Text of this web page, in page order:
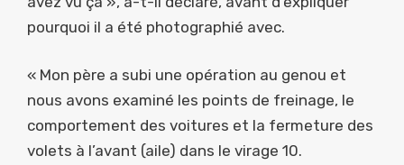
pourquoi il a été photographié avec.
« Mon père a subi une opération au genou et
nous avons examiné les points de freinage, le
comportement des voitures et la fermeture des
volets à l’avant (aile) dans le virage 10.